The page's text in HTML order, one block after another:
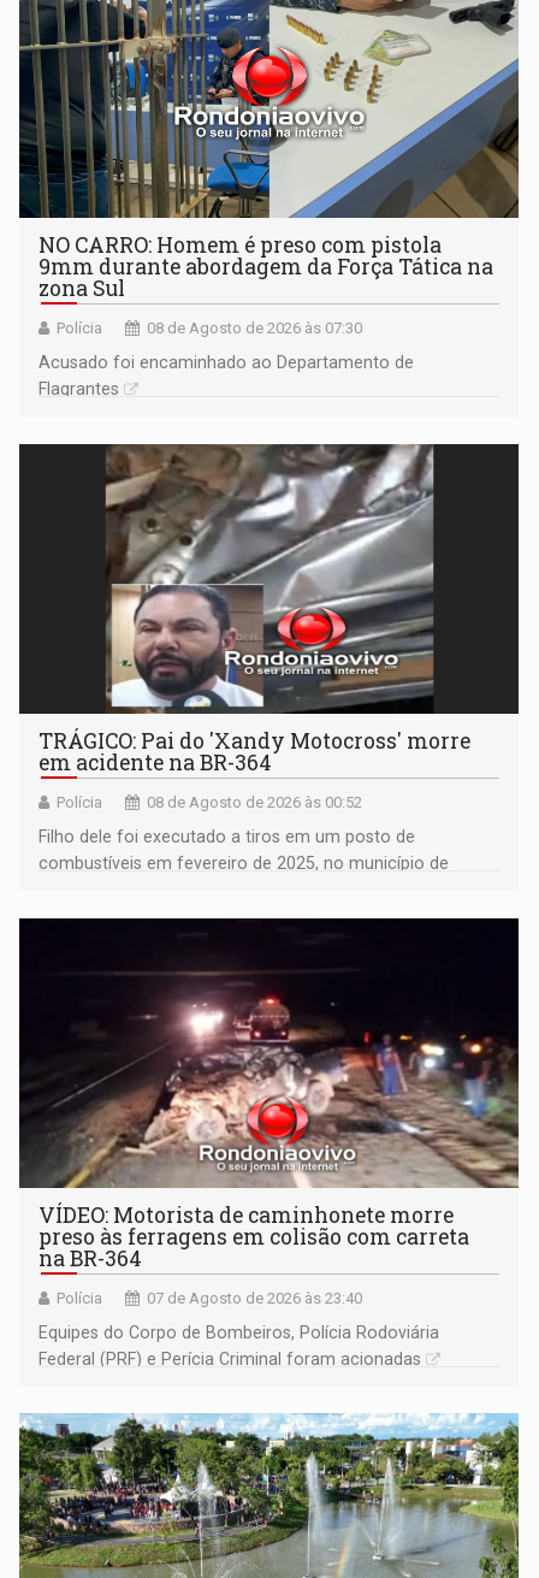
NO CARRO: Homem é preso com pistola
9mm durante abordagem da Força Tática na
zona Sul
Polícia 08 de Agosto de 2026 às 07:30
Acusado foi encaminhado ao Departamento de
Flagrantes
TRÁGICO: Pai do 'Xandy Motocross' morre
em acidente na BR-364
Polícia 08 de Agosto de 2026 às 00:52
Filho dele foi executado a tiros em um posto de
combustíveis em fevereiro de 2025, no município de
VÍDEO: Motorista de caminhonete morre
preso às ferragens em colisão com carreta
na BR-364
Polícia 07 de Agosto de 2026 às 23:40
Equipes do Corpo de Bombeiros, Polícia Rodoviária
Federal (PRF) e Perícia Criminal foram acionadas